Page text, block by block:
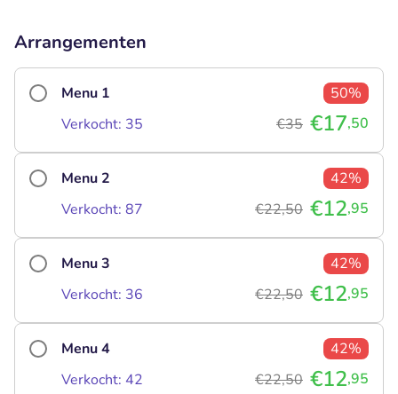
Arrangementen
Menu 1
50%
Verkocht: 35
€35 €17,50
Menu 2
42%
Verkocht: 87
€22,50 €12,95
Menu 3
42%
Verkocht: 36
€22,50 €12,95
Menu 4
42%
Verkocht: 42
€22,50 €12,95